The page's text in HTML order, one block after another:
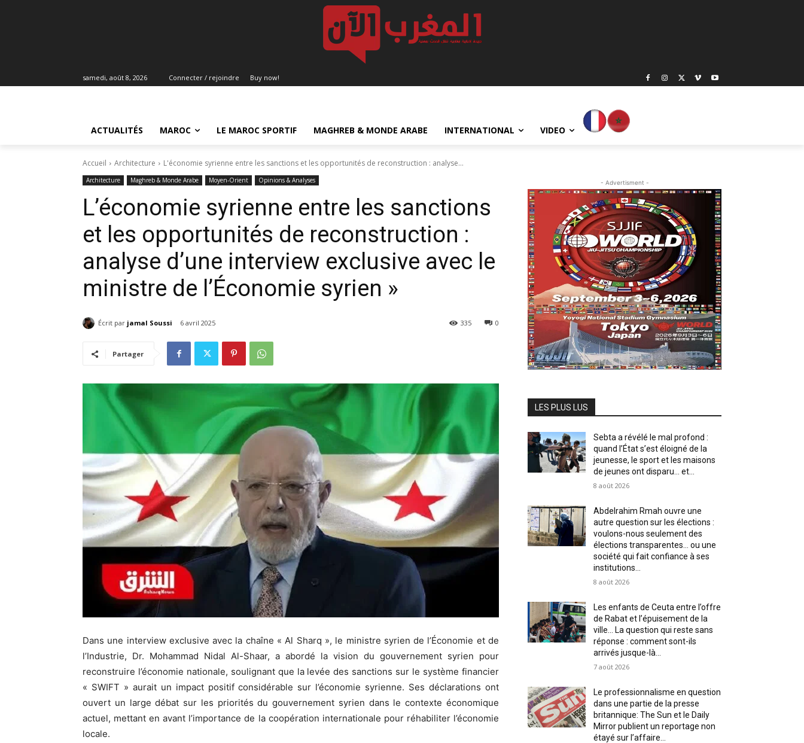
samedi, août 8, 2026 Connecter / rejoindre Buy now!
ACTUALITÉS MAROC LE MAROC SPORTIF MAGHREB & MONDE ARABE INTERNATIONAL VIDEO
Accueil Architecture L'économie syrienne entre les sanctions et les opportunités de reconstruction : analyse...
Architecture Maghreb & Monde Arabe Moyen-Orient Opinions & Analyses
L’économie syrienne entre les sanctions
et les opportunités de reconstruction :
analyse d’une interview exclusive avec le
ministre de l’Économie syrien »
Écrit par jamal Soussi 6 avril 2025 0
335
Partager
Dans une interview exclusive avec la chaîne « Al Sharq », le ministre syrien de l’Économie et de
l’Industrie, Dr. Mohammad Nidal Al-Shaar, a abordé la vision du gouvernement syrien pour
reconstruire l’économie nationale, soulignant que la levée des sanctions sur le système financier
« SWIFT » aurait un impact positif considérable sur l’économie syrienne. Ses déclarations ont
ouvert un large débat sur les priorités du gouvernement syrien dans le contexte économique
actuel, mettant en avant l’importance de la coopération internationale pour réhabiliter l’économie
locale.
- Advertisment -
LES PLUS LUS
Sebta a révélé le mal profond :
quand l’État s’est éloigné de la
jeunesse, le sport et les maisons
de jeunes ont disparu… et...
8 août 2026
Abdelrahim Rmah ouvre une
autre question sur les élections :
voulons-nous seulement des
élections transparentes… ou une
société qui fait confiance à ses
institutions...
8 août 2026
Les enfants de Ceuta entre l’offre
de Rabat et l’épuisement de la
ville… La question qui reste sans
réponse : comment sont-ils
arrivés jusque-là...
7 août 2026
Le professionnalisme en question
dans une partie de la presse
britannique: The Sun et le Daily
Mirror publient un reportage non
étayé sur l’affaire...